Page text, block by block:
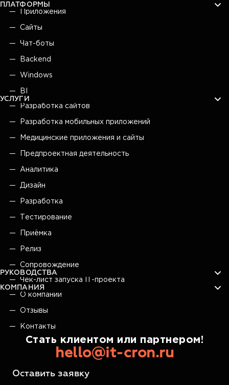
ПЛАТФОРМЫ
Приложения
Сайты
Чат-боты
Backend
Windows
BI
УСЛУГИ
Разработка сайтов
Разработка мобильных приложений
Медицинские приложения и сайты
Предпроектная деятельность
Аналитика
Дизайн
Разработка
Тестирование
Приёмка
Релиз
Сопровождение
РУКОВОДСТВА
Чек-лист запуска IT-проекта
КОМПАНИЯ
О компании
Отзывы
Контакты
Стать клиентом или партнером!
hello@it-cron.ru
Оставить заявку